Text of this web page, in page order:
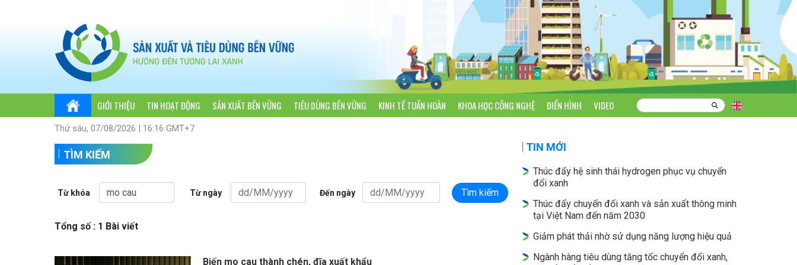
GIỚI THIỆU TIN HOẠT ĐỘNG SẢN XUẤT BỀN VỮNG TIÊU DÙNG BỀN VỮNG KINH TẾ TUẦN HOÀN KHOA HỌC CÔNG NGHỆ ĐIỂN HÌNH VIDEO
Thứ sáu, 07/08/2026 | 16:16 GMT+7
TÌM KIẾM
Từ khóa Từ ngày Đến ngày Tìm kiếm
Tổng số : 1 Bài viết
Biến mo cau thành chén, đĩa xuất khẩu
TIN MỚI
Thúc đẩy hệ sinh thái hydrogen phục vụ chuyển
đổi xanh
Thúc đẩy chuyển đổi xanh và sản xuất thông minh
tại Việt Nam đến năm 2030
Giảm phát thải nhờ sử dụng năng lượng hiệu quả
Ngành hàng tiêu dùng tăng tốc chuyển đổi xanh,